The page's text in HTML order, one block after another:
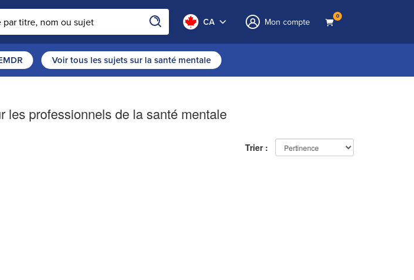
CA Mon compte 0
Voir tous les sujets sur la santé mentale
les professionnels de la santé mentale
Trier :